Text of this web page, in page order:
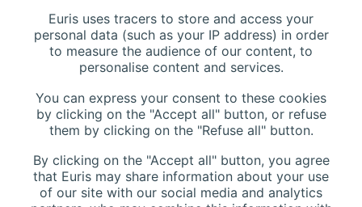
Euris uses tracers to store and access your
personal data (such as your IP address) in order
to measure the audience of our content, to
personalise content and services.
You can express your consent to these cookies
by clicking on the "Accept all" button, or refuse
them by clicking on the "Refuse all" button.
By clicking on the "Accept all" button, you agree
that Euris may share information about your use
of our site with our social media and analytics